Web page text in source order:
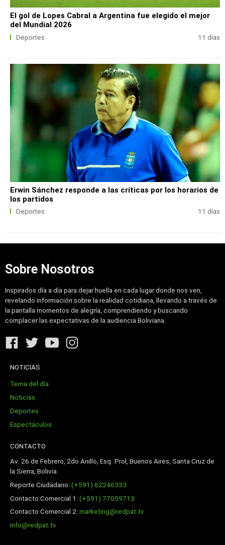
El gol de Lopes Cabral a Argentina fue elegido el mejor
del Mundial 2026
Deportes 11 días
Erwin Sánchez responde a las críticas por los horarios de
los partidos
Deportes 11 días
Sobre Nosotros
Inspirados día a día para dejar huella en cada lugar donde nos ven,
revelando información sobre la realidad cotidiana, llevando a través de
la pantalla momentos de alegría, comprendiendo y buscando
complacer las expectativas de la audiencia Boliviana.
NOTICIAS
Tema del día
Noticias
Deportes
Espectáculos
CONTACTO
Av. 26 de Febrero, 2do Anillo, Esq. Prol, Buenos Aires, Santa Cruz de
la Sierra, Bolivia
Reporte Ciudadano:(+591) 62246333
Contacto Comercial 1:(+591) 77059713
Contacto Comercial 2:marketing@redpat.tv
info@redpat.tv